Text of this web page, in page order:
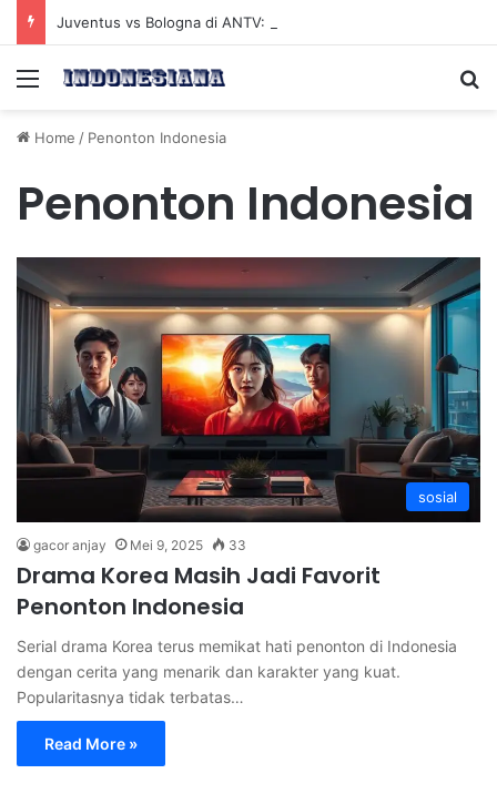
Menu
Home / Penonton Indonesia
Penonton Indonesia
sosial
gacor anjay Mei 9, 2025 33
Drama Korea Masih Jadi Favorit
Penonton Indonesia
Serial drama Korea terus memikat hati penonton di Indonesia
dengan cerita yang menarik dan karakter yang kuat.
Popularitasnya tidak terbatas…
Read More »